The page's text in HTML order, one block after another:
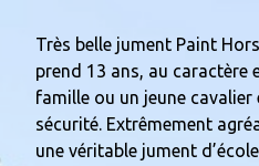
Très belle jument Paint
prend 13 ans, au caractère
famille ou un jeune
sécurité. Extrêmement
une véritable jument